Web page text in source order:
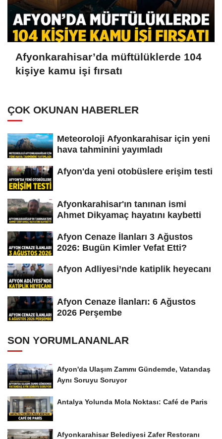
Afyonkarahisar’da müftülüklerde 104
kişiye kamu işi fırsatı
ÇOK OKUNAN HABERLER
Meteoroloji Afyonkarahisar için yeni
hava tahminini yayımladı
Afyon'da yeni otobüslere erişim testi
Afyonkarahisar'ın tanınan ismi
Ahmet Dikyamaç hayatını kaybetti
Afyon Cenaze İlanları 3 Ağustos
2026: Bugün Kimler Vefat Etti?
Afyon Adliyesi’nde katiplik heyecanı
Afyon Cenaze İlanları: 6 Ağustos
2026 Perşembe
SON YORUMLANANLAR
Afyon'da Ulaşım Zammı Gündemde, Vatandaş
Aynı Soruyu Soruyor
Antalya Yolunda Mola Noktası: Café de Paris
Afyonkarahisar Belediyesi Zafer Restoranı